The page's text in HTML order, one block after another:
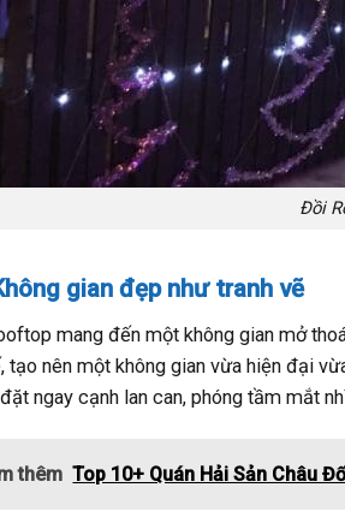
Đồi
gian đẹp như tranh vẽ
mang đến một không gian mở
tạo nên một không gian vừa hiện đại
ngay cạnh lan can, phóng tầm mắt
thêm Top 10+ Quán Hải Sản Châu